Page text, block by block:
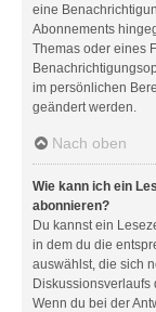
eine
Abonnements
Themas oder eines
im persönlichen
geändert werden.
Nach oben
Wie kann ich ein
abonnieren?
Du kannst ein
in dem du die
auswählst, die sich
Diskussionsverlaufs
Wenn du bei der